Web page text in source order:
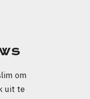
om
uit te